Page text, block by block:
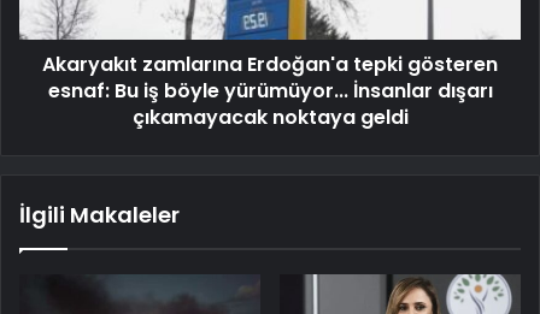
Akaryakıt zamlarına Erdoğan'a tepki gösteren
esnaf: Bu iş böyle yürümüyor... İnsanlar dışarı
çıkamayacak noktaya geldi
İlgili Makaleler